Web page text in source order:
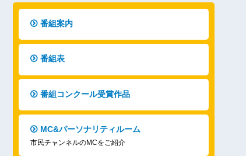
番組案内
番組表
番組コンクール受賞作品
MC&パーソナリティルーム
市民チャンネルのMCをご紹介